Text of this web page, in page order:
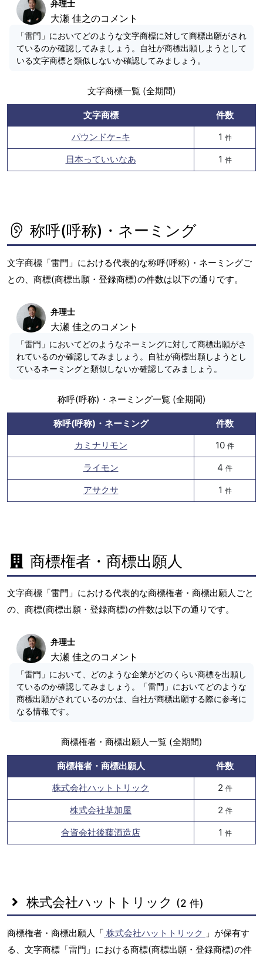
弁理士
大瀬 佳之のコメント
「雷門」においてどのような文字商標に対して商標出願がされ
ているのか確認してみましょう。自社が商標出願しようとして
いる文字商標と類似しないか確認してみましょう。
文字商標一覧 (全期間)
文字商標
件数
パウンドケ−キ
1 件
日本っていいなあ 1 件
称呼(呼称)・ネーミング
文字商標「雷門」における代表的な称呼(呼称)・ネーミングご
との、商標(商標出願・登録商標)の件数は以下の通りです。
弁理士
大瀬 佳之のコメント
「雷門」においてどのようなネーミングに対して商標出願がさ
れているのか確認してみましょう。自社が商標出願しようとし
ているネーミングと類似しないか確認してみましょう。
称呼(呼称)・ネーミング一覧 (全期間)
称呼(呼称)・ネーミング
件数
カミナリモン
10 件
ライモン 4 件
アサクサ 1 件
商標権者・商標出願人
文字商標「雷門」における代表的な商標権者・商標出願人ごと
の、商標(商標出願・登録商標)の件数は以下の通りです。
弁理士
大瀬 佳之のコメント
「雷門」において、どのような企業がどのくらい商標を出願し
ているのか確認してみましょう。「雷門」においてどのような
商標出願がされているのかは、自社が商標出願する際に参考に
なる情報です。
商標権者・商標出願人一覧 (全期間)
商標権者・商標出願人
件数
株式会社ハットトリック
2 件
株式会社草加屋 2 件
合資会社後藤酒造店 1 件
株式会社ハットトリック (2 件)
商標権者・商標出願人「 株式会社ハットトリック 」が保有す
る、文字商標「雷門」における商標(商標出願・登録商標)の件